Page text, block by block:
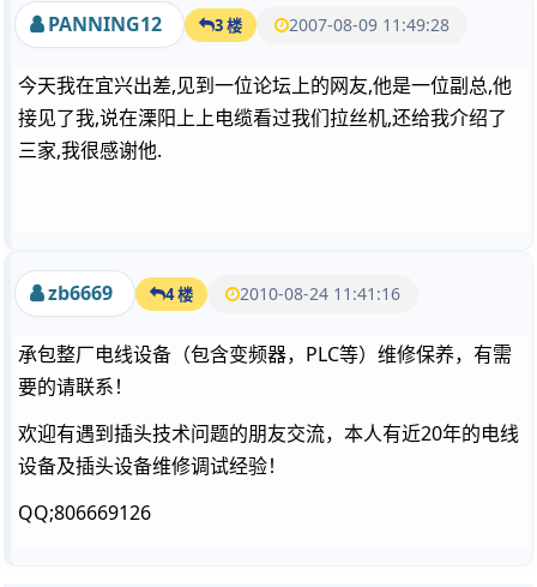
PANNING12 3 楼 2007-08-09 11:49:28
今天我在宜兴出差,见到一位论坛上的网友,他是一位副总,他
接见了我,说在溧阳上上电缆看过我们拉丝机,还给我介绍了
三家,我很感谢他.
zb6669 4 楼 2010-08-24 11:41:16
承包整厂电线设备（包含变频器，PLC等）维修保养，有需
要的请联系！
欢迎有遇到插头技术问题的朋友交流，本人有近20年的电线
设备及插头设备维修调试经验！
QQ;806669126